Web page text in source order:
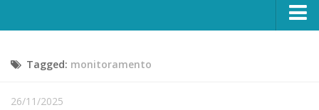
CONTATO
Escola, Institutos e Órgãos
Núcleos e Comissões
Tagged: monitoramento
26/11/2025